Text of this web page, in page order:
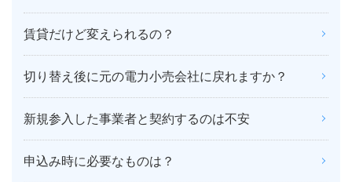
賃貸だけど変えられるの？
切り替え後に元の電力小売会社に戻れますか？
新規参入した事業者と契約するのは不安
申込み時に必要なものは？